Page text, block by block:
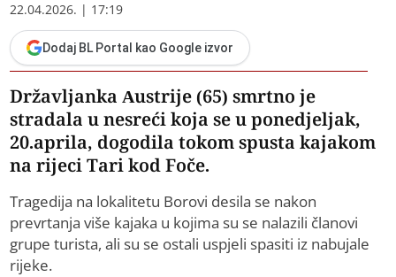
22.04.2026. | 17:19
Dodaj BL Portal kao Google izvor
Državljanka Austrije (65) smrtno je
stradala u nesreći koja se u ponedjeljak,
20.aprila, dogodila tokom spusta kajakom
na rijeci Tari kod Foče.
Tragedija na lokalitetu Borovi desila se nakon
prevrtanja više kajaka u kojima su se nalazili članovi
grupe turista, ali su se ostali uspjeli spasiti iz nabujale
rijeke.